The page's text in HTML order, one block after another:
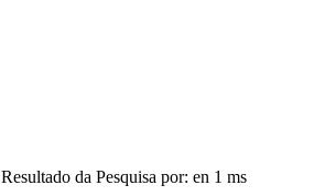
Resultado da Pesquisa por: en 1 ms